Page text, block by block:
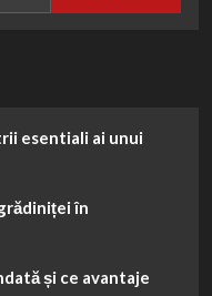
esentiali ai unui
în
și ce avantaje